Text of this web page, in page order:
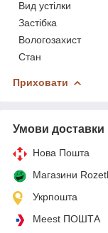
Вид устілки
Застібка
Вологозахист
Стан
Приховати
Умови доставки
Нова Пошта
Магазини
Укрпошта
Meest ПОШТА